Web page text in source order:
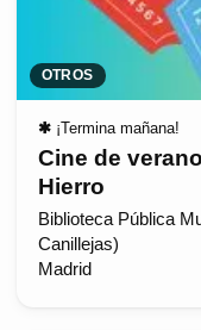
OTROS
✱ ¡Termina mañana!
Cine de
Hierro
Biblioteca Pública
Canillejas)
Madrid